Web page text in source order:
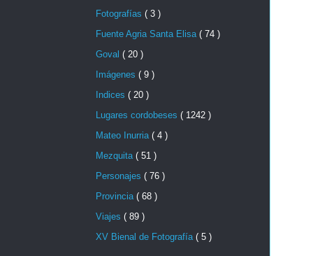
Fotografías ( 3 )
Fuente Agria Santa Elisa ( 74 )
Goval ( 20 )
Imágenes ( 9 )
Indices ( 20 )
Lugares cordobeses ( 1242 )
Mateo Inurria ( 4 )
Mezquita ( 51 )
Personajes ( 76 )
Provincia ( 68 )
Viajes ( 89 )
XV Bienal de Fotografía ( 5 )